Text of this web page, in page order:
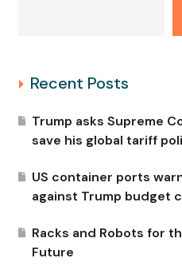
Recent Posts
Trump asks Supreme
save his global tariff
US container ports
against Trump budget
Racks and Robots for
Future